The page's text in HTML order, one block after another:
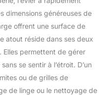
dimensions généreuses de
offrent une surface de
atout réside dans ses deux
Elles permettent de gérer
se sentir à l’étroit. D’un
ou de grilles de
de linge ou le nettoyage de